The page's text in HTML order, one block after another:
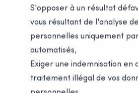
S'opposer à un résultat
vous résultant de l'analyse
personnelles uniquement
automatisés,
Exiger une indemnisation en
traitement illégal de vos